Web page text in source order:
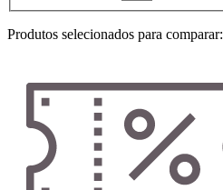
Produtos selecionados para comparar: